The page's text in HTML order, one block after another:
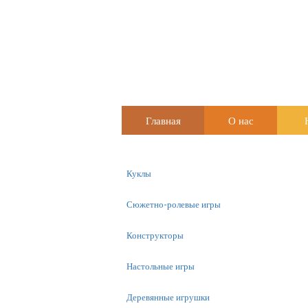
Главная О нас
Куклы
Сюжетно-ролевые игры
Конструкторы
Настольные игры
Деревянные игрушки